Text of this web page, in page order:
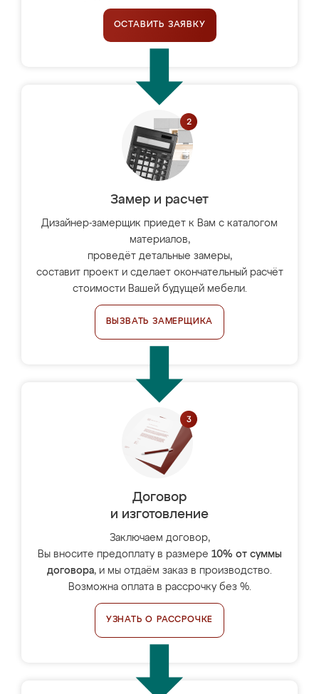
ОСТАВИТЬ ЗАЯВКУ
Замер и расчет
Дизайнер-замерщик приедет к Вам с каталогом
материалов,
проведёт детальные замеры,
составит проект и сделает окончательный расчёт
стоимости Вашей будущей мебели.
ВЫЗВАТЬ ЗАМЕРЩИКА
Договор
и изготовление
Заключаем договор,
Вы вносите предоплату в размере 10% от суммы
договора, и мы отдаём заказ в производство.
Возможна оплата в рассрочку без %.
УЗНАТЬ О РАССРОЧКЕ